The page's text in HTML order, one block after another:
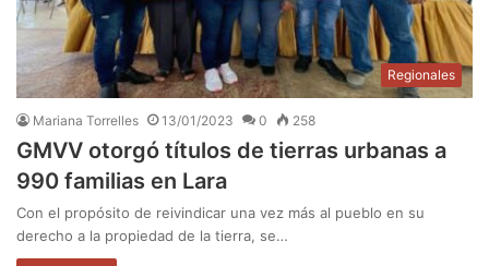
Regionales
Mariana Torrelles 13/01/2023 0 258
GMVV otorgó títulos de tierras urbanas a
990 familias en Lara
Con el propósito de reivindicar una vez más al pueblo en su
derecho a la propiedad de la tierra, se…